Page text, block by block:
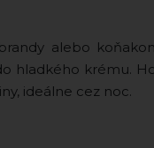
alebo
hladkého krému.
ideálne cez noc.